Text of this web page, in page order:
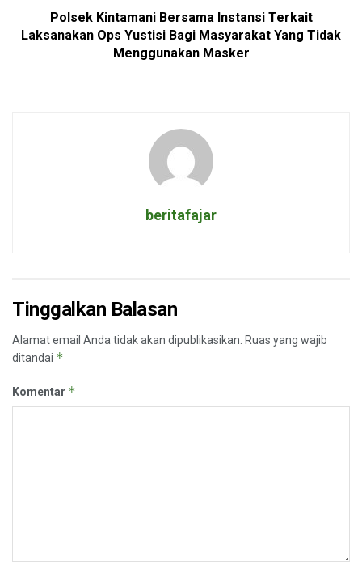
Polsek Kintamani Bersama Instansi Terkait
Laksanakan Ops Yustisi Bagi Masyarakat Yang Tidak
Menggunakan Masker
beritafajar
Tinggalkan Balasan
Alamat email Anda tidak akan dipublikasikan. Ruas yang wajib
ditandai *
Komentar *